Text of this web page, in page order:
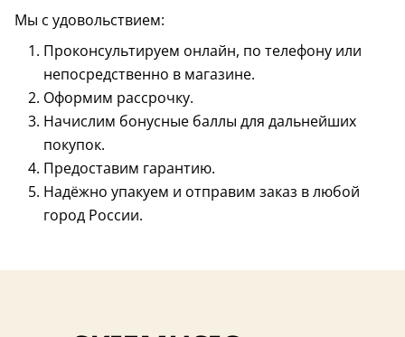
Мы с удовольствием:
Проконсультируем онлайн, по телефону или
непосредственно в магазине.
Оформим рассрочку.
Начислим бонусные баллы для дальнейших
покупок.
Предоставим гарантию.
Надёжно упакуем и отправим заказ в любой
город России.